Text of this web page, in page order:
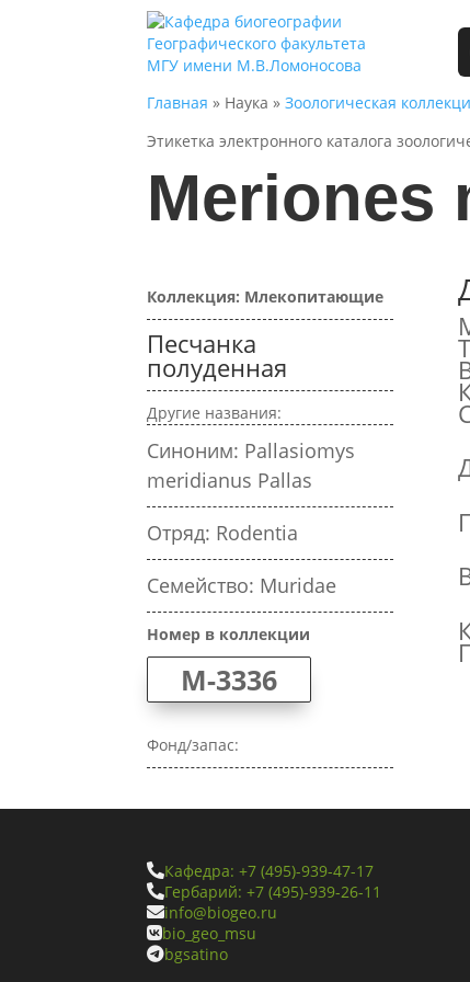
Главная » Наука »Зоологическая
Этикетка электронного каталога
Meriones
Коллекция: Млекопитающие
Песчанка
полуденная
Другие названия:
Синоним: Pallasiomys
meridianus Pallas
Отряд: Rodentia
Семейство: Muridae
Номер в коллекции
M-3336
Фонд/запас:
Кафедра: +7 (495)-939-47-17
Гербарий: +7 (495)-939-26-11
info@biogeo.ru
bio_geo_msu
bgsatino